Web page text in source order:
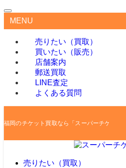
MENU
売りたい（買取）
買いたい（販売）
店舗案内
郵送買取
LINE査定
よくある質問
福岡のチケット買取なら「スーパーチケット」
売りたい（買取）